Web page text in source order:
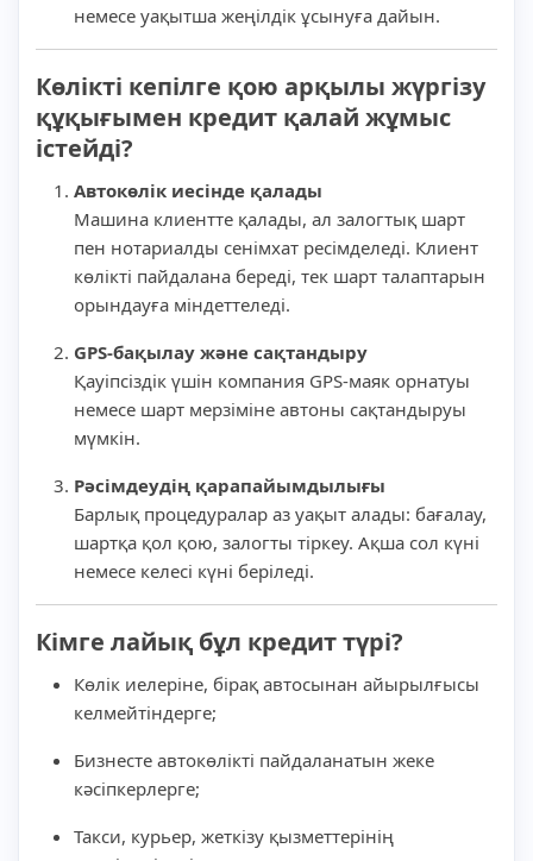
немесе уақытша жеңілдік ұсынуға дайын.
Көлікті кепілге қою арқылы жүргізу
құқығымен кредит қалай жұмыс
істейді?
Автокөлік иесінде қалады
Машина клиентте қалады, ал залогтық шарт
пен нотариалды сенімхат ресімделеді. Клиент
көлікті пайдалана береді, тек шарт талаптарын
орындауға міндеттеледі.
GPS-бақылау және сақтандыру
Қауіпсіздік үшін компания GPS-маяк орнатуы
немесе шарт мерзіміне автоны сақтандыруы
мүмкін.
Рәсімдеудің қарапайымдылығы
Барлық процедуралар аз уақыт алады: бағалау,
шартқа қол қою, залогты тіркеу. Ақша сол күні
немесе келесі күні беріледі.
Кімге лайық бұл кредит түрі?
Көлік иелеріне, бірақ автосынан айырылғысы
келмейтіндерге;
Бизнесте автокөлікті пайдаланатын жеке
кәсіпкерлерге;
Такси, курьер, жеткізу қызметтерінің